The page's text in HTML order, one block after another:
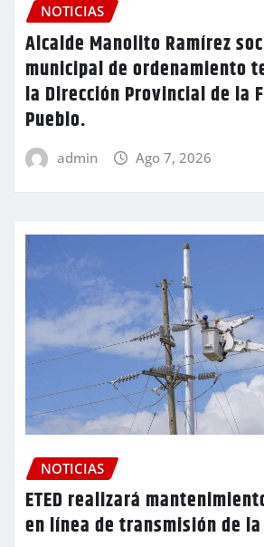
NOTICIAS
Alcalde Manolito Ramírez
municipal de ordenamiento
la Dirección Provincial de la
Pueblo.
admin Ago 7, 2026
NOTICIAS
ETED realizará
en línea de transmisión de